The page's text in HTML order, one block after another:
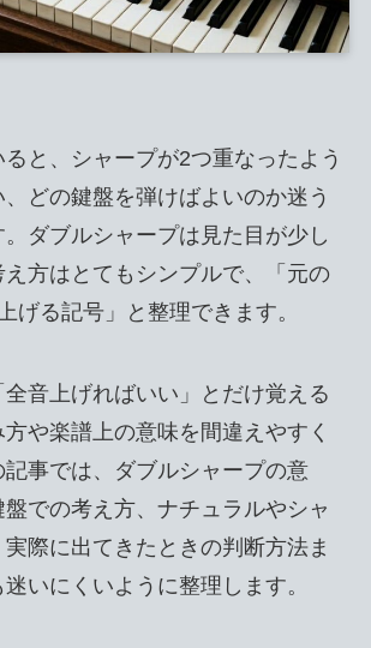
と、シャープが2つ重なったよう
どの鍵盤を弾けばよいのか迷う
ダブルシャープは見た目が少し
方はとてもシンプルで、「元の
げる記号」と整理できます。
音上げればいい」とだけ覚える
や楽譜上の意味を間違えやすく
事では、ダブルシャープの意
での考え方、ナチュラルやシャ
際に出てきたときの判断方法ま
いにくいように整理します。